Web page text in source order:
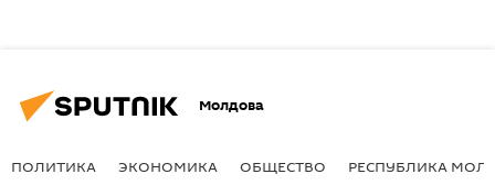
Молдова
ПОЛИТИКА ЭКОНОМИКА ОБЩЕСТВО РЕСПУБЛИКА